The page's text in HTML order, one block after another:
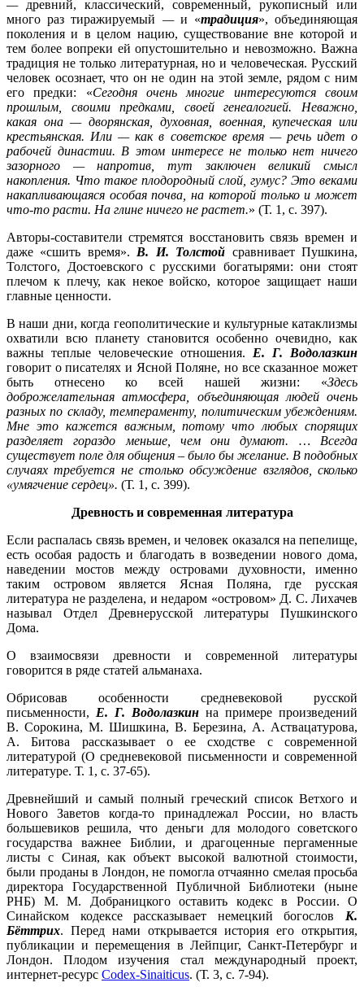
—древний, классический, современный, рукописный или
много раз тиражируемый —и «традиция», объединяющая
поколения и в целом нацию, существование вне которой и
тем более вопреки ей опустошительно и невозможно. Важна
традиция не только литературная, но и человеческая. Русский
человек осознает, что он не один на этой земле, рядом с ним
его предки: «Сегодня очень многие интересуются своим
прошлым, своими предками, своей генеалогией. Неважно,
какая она — дворянская, духовная, военная, купеческая или
крестьянская. Или — как в советское время — речь идет о
рабочей династии. В этом интересе не только нет ничего
зазорного — напротив, тут заключен великий смысл
накопления. Что такое плодородный слой, гумус? Это веками
накапливающаяся особая почва, на которой только и может
что-то расти. На глине ничего не растет.» (Т. 1, с. 397).
Авторы-составители стремятся восстановить связь времен и
даже «сшить время». В. И. Толстой сравнивает Пушкина,
Толстого, Достоевского с русскими богатырями: они стоят
плечом к плечу, как некое войско, которое защищает наши
главные ценности.
В наши дни, когда геополитические и культурные катаклизмы
охватили всю планету становится особенно очевидно, как
важны теплые человеческие отношения. Е. Г. Водолазкин
говорит о писателях и Ясной Поляне, но все сказанное может
быть отнесено ко всей нашей жизни: «Здесь
доброжелательная атмосфера, объединяющая людей очень
разных по складу, темпераменту, политическим убеждениям.
Мне это кажется важным, потому что любых спорящих
разделяет гораздо меньше, чем они думают. … Всегда
существует поле для общения – было бы желание. В подобных
случаях требуется не столько обсуждение взглядов, сколько
«умягчение сердец». (Т. 1, с. 399).
Древность и современная литература
Если распалась связь времен, и человек оказался на пепелище,
есть особая радость и благодать в возведении нового дома,
наведении мостов между островами духовности, именно
таким островом является Ясная Поляна, где русская
литература не разделена, и недаром «островом» Д. С. Лихачев
называл Отдел Древнерусской литературы Пушкинского
Дома.
О взаимосвязи древности и современной литературы
говорится в ряде статей альманаха.
Обрисовав особенности средневековой русской
письменности, Е. Г. Водолазкин на примере произведений
В. Сорокина, М. Шишкина, В. Березина, А. Аствацатурова,
А. Битова рассказывает о ее сходстве с современной
литературой (О средневековой письменности и современной
литературе. Т. 1, с. 37-65).
Древнейший и самый полный греческий список Ветхого и
Нового Заветов когда-то принадлежал России, но власть
большевиков решила, что деньги для молодого советского
государства важнее Библии, и драгоценные пергаменные
листы с Синая, как объект высокой валютной стоимости,
были проданы в Лондон, не помогла отчаянно смелая просьба
директора Государственной Публичной Библиотеки (ныне
РНБ) М. М. Добраницкого оставить кодекс в России. О
Синайском кодексе рассказывает немецкий богослов К.
Бёттрих. Перед нами открывается история его открытия,
публикации и перемещения в Лейпциг, Санкт-Петербург и
Лондон. Плодом изучения стал международный проект,
интернет-ресурс Codex-Sinaiticus. (Т. 3, с. 7-94).